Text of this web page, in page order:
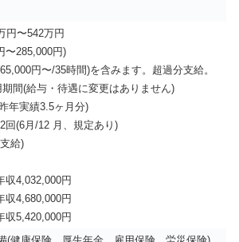
円〜542万円
〜285,000円)
円〜/35時間)を含みます。超過分支給。
間(給与・待遇に変更はありません)
年実績3.5ヶ月分)
回(6月/12 月、規定あり)
給)
4,032,000円
4,680,000円
5,420,000円